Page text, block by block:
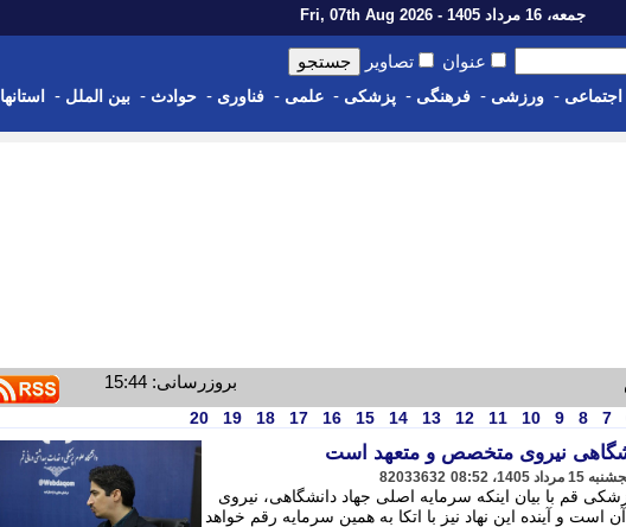
جمعه، 16 مرداد 1405 - Fri, 07th Aug 2026
عنوان تصاویر
اجتماعی - ورزشی - فرهنگی - پزشکی - علمی - فناوری - حوادث - بین الملل - استانها
بروزرسانی: 15:44
7
8
9
10
11
12
13
14
15
16
17
18
19
20
نیروی متخصص و متعهد است
82033632
قم با بیان اینکه سرمایه اصلی جهاد دانشگاهی، نیروی
و آینده این نهاد نیز با اتکا به همین سرمایه رقم خواهد